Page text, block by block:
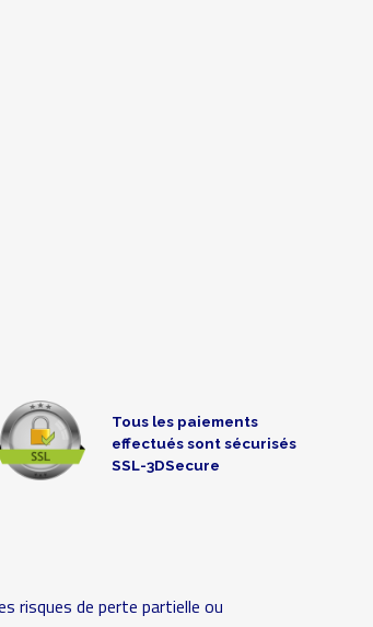
Tous les paiements
effectués sont sécurisés
SSL-3DSecure
risques de perte partielle ou